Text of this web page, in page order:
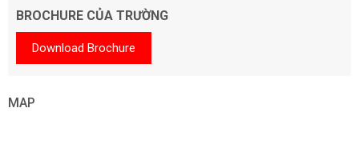
BROCHURE CỦA TRƯỜNG
Download Brochure
MAP